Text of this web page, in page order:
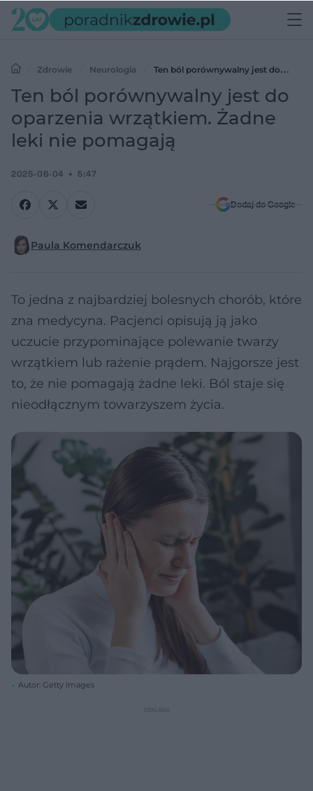
Zdrowie Neurologia
Ten ból porównywalny jest do
oparzenia wrzątkiem. Żadne leki nie pomagają
Ten ból porównywalny jest do
oparzenia wrzątkiem. Żadne
leki nie pomagają
2025-06-04 5:47
Dodaj do Google
Paula Komendarczuk
To jedna z najbardziej bolesnych chorób, które
zna medycyna. Pacjenci opisują ją jako
uczucie przypominające polewanie twarzy
wrzątkiem lub rażenie prądem. Najgorsze jest
to, że nie pomagają żadne leki. Ból staje się
nieodłącznym towarzyszem życia.
Autor: Getty Images